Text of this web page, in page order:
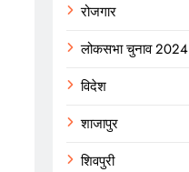
रोजगार
लोकसभा चुनाव 2024
विदेश
शाजापुर
शिवपुरी